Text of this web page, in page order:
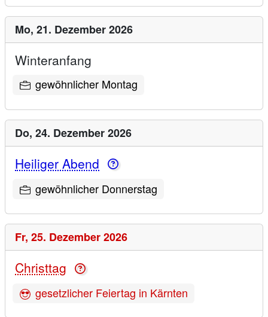
Mo, 21. Dezember 2026
Winteranfang
gewöhnlicher Montag
Do, 24. Dezember 2026
Heiliger Abend
gewöhnlicher Donnerstag
Fr, 25. Dezember 2026
Christtag
gesetzlicher Feiertag in Kärnten